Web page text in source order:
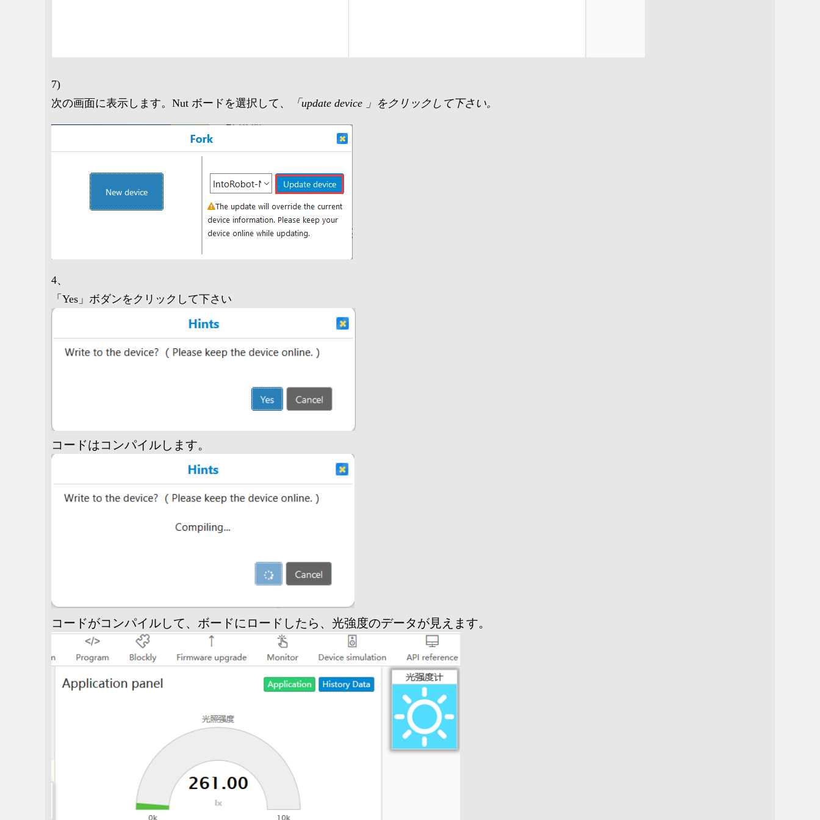
7)
次の画面に表示します。Nut ボードを選択して、
「update device 」をクリックして下さい。
4、
「Yes」ボダンをクリックして下さい
コードはコンパイルします。
コードがコンパイルして、ボードにロードしたら、光強度のデータが見えます。